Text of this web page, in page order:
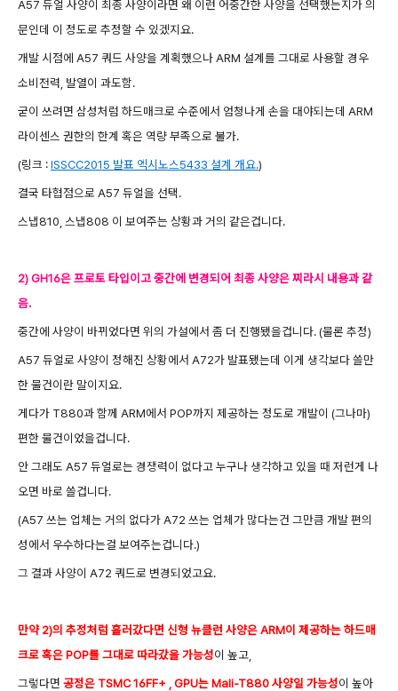
A57 듀얼 사양이 최종 사양이라면 왜 이런 어중간한 사양을 선택했는지가 의
문인데 이 정도로 추정할 수 있겠지요.
개발 시점에 A57 쿼드 사양을 계획했으나 ARM 설계를 그대로 사용할 경우
소비전력, 발열이 과도함.
굳이 쓰려면 삼성처럼 하드매크로 수준에서 엄청나게 손을 대야되는데 ARM
라이센스 권한의 한계 혹은 역량 부족으로 불가.
(링크 :ISSCC2015 발표 엑시노스5433 설계 개요.)
결국 타협점으로 A57 듀얼을 선택.
스냅810, 스냅808 이 보여주는 상황과 거의 같은겁니다.
2) GH16은 프로토 타입이고 중간에 변경되어 최종 사양은 찌라시 내용과 같
음.
중간에 사양이 바뀌었다면 위의 가설에서 좀 더 진행됐을겁니다. (물론 추정)
A57 듀얼로 사양이 정해진 상황에서 A72가 발표됐는데 이게 생각보다 쓸만
한 물건이란 말이지요.
게다가 T880과 함께 ARM에서 POP까지 제공하는 정도로 개발이 (그나마)
편한 물건이었을겁니다.
안 그래도 A57 듀얼로는 경쟁력이 없다고 누구나 생각하고 있을 때 저런게 나
오면 바로 쓸겁니다.
(A57 쓰는 업체는 거의 없다가 A72 쓰는 업체가 많다는건 그만큼 개발 편의
성에서 우수하다는걸 보여주는겁니다.)
그 결과 사양이 A72 쿼드로 변경되었고요.
만약 2)의 추정처럼 흘러갔다면 신형 뉴클런 사양은 ARM이 제공하는 하드매
크로 혹은 POP를 그대로 따라갔을 가능성이 높고,
그렇다면 공정은 TSMC 16FF+ , GPU는 Mali-T880 사양일 가능성이 높아